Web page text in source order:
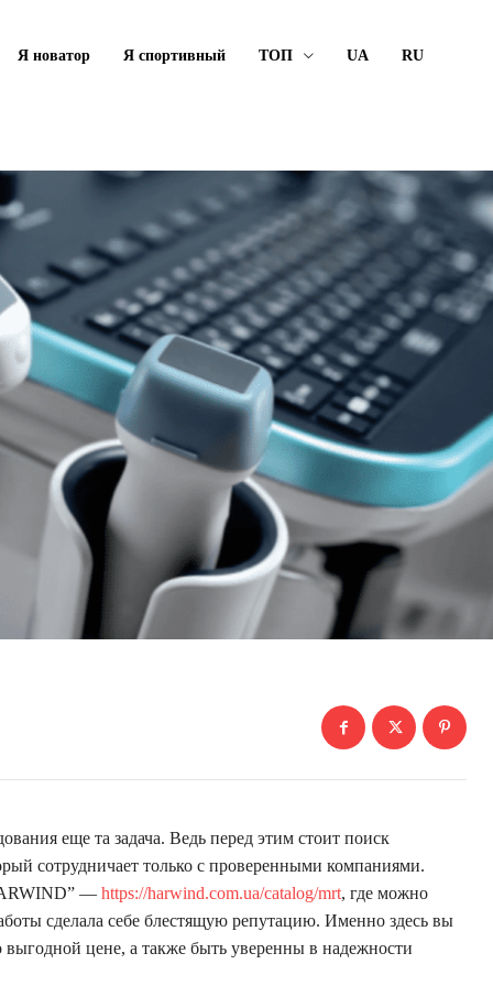
Я новатор Я спортивный ТОП UA RU
еще та задача. Ведь перед этим стоит поиск
сотрудничает только с проверенными компаниями.
— https://harwind.com.ua/catalog/mrt, где можно
сделала себе блестящую репутацию. Именно здесь вы
цене, а также быть уверенны в надежности